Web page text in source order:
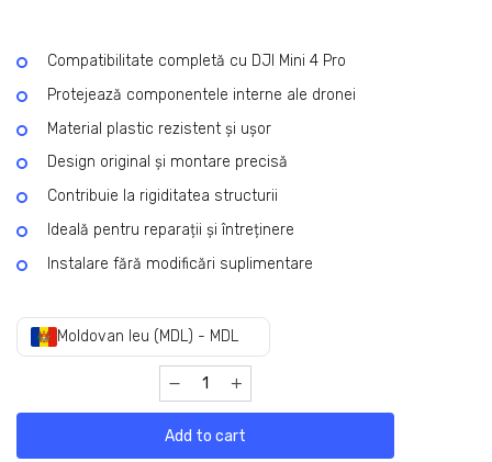
Compatibilitate completă cu DJI Mini 4 Pro
Protejează componentele interne ale dronei
Material plastic rezistent și ușor
Design original și montare precisă
Contribuie la rigiditatea structurii
Ideală pentru reparații și întreținere
Instalare fără modificări suplimentare
Moldovan leu (MDL) - MDL
Add to cart